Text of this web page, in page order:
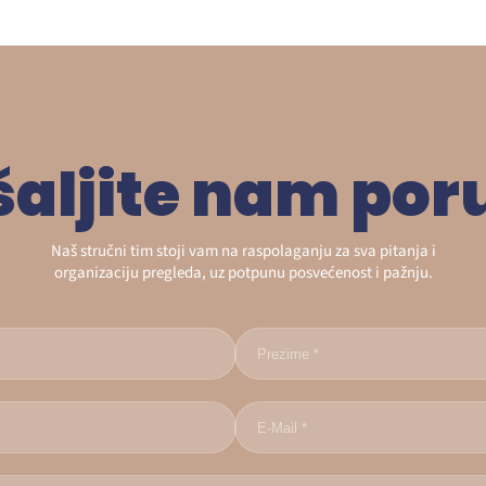
nam
Naš stručni tim stoji vam na raspolaganju za sva pitanja i
organizaciju pregleda, uz potpunu posvećenost i pažnju.